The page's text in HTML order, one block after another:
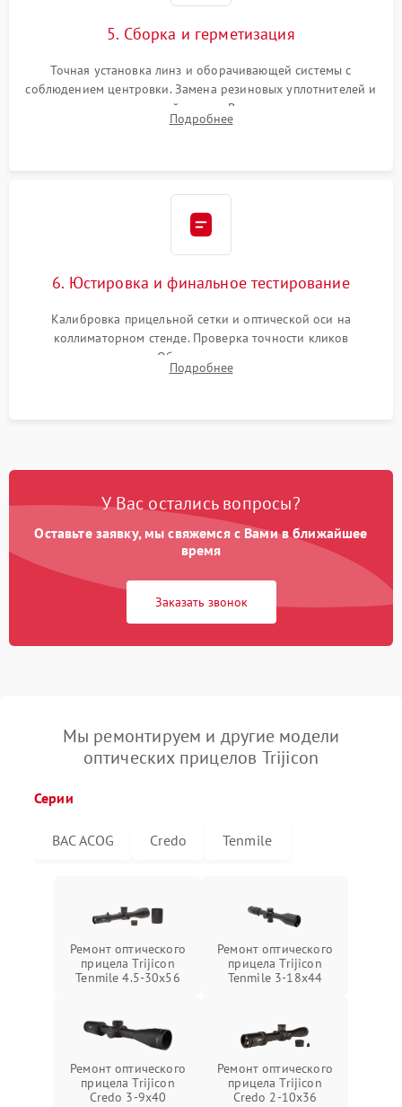
5. Сборка и герметизация
Точная установка линз и оборачивающей системы с
соблюдением центровки. Замена резиновых уплотнителей и
нанесение влагозащитной смазки. Вакуумирование корпуса
и заполнение его осушенным азотом или аргоном для
Подробнее
6. Юстировка и финальное тестирование
Калибровка прицельной сетки и оптической оси на
коллиматорном стенде. Проверка точности кликов
механизма поправок. Обязательное испытание прицела на
ударном стенде для проверки устойчивости к отдаче и
Подробнее
У Вас остались вопросы?
Оставьте заявку, мы свяжемся с Вами в ближайшее
время
Заказать звонок
Мы ремонтируем и другие модели
оптических прицелов Trijicon
Серии
BAC ACOG Credo Tenmile
Ремонт оптического
прицела Trijicon
Tenmile 4.5-30x56
Ремонт оптического
прицела Trijicon
Tenmile 3-18x44
Ремонт оптического
прицела Trijicon
Credo 3-9x40
Ремонт оптического
прицела Trijicon
Credo 2-10x36